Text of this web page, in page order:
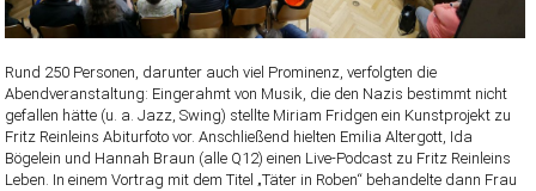
Rund 250 Personen, darunter auch viel Prominenz, verfolgten die
Abendveranstaltung: Eingerahmt von Musik, die den Nazis bestimmt nicht
gefallen hätte (u. a. Jazz, Swing) stellte Miriam Fridgen ein Kunstprojekt zu
Fritz Reinleins Abiturfoto vor. Anschließend hielten Emilia Altergott, Ida
Bögelein und Hannah Braun (alle Q12) einen Live-Podcast zu Fritz Reinleins
Leben. In einem Vortrag mit dem Titel „Täter in Roben“ behandelte dann Frau